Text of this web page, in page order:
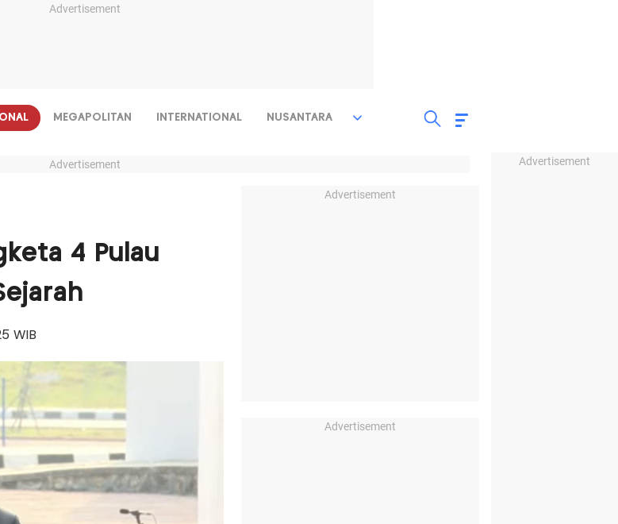
Advertisement
Advertisement
MEGAPOLITAN INTERNATIONAL NUSANTARA
Advertisement
4 Pulau
WIB
Advertisement
Advertisement